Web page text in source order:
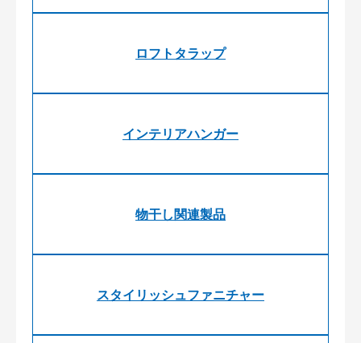
ロフトタラップ
インテリアハンガー
物干し関連製品
スタイリッシュファニチャー